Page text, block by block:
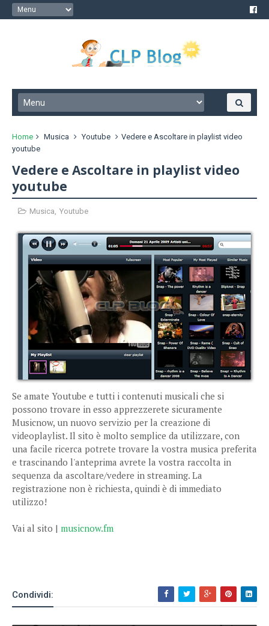
Home Musica Youtube
Vedere e Ascoltare in playlist video
youtube
Vedere e Ascoltare in playlist video
youtube
Musica, Youtube
Se amate Youtube e tutti i contenuti musicali che si
possono trovare in esso apprezzerete sicuramente
Musicnow, un nuovo servizio per la creazione di
videoplaylist. Il sito è molto semplice da utilizzare, con
una facile ricerca potrete trovare la vostra musica preferita
e trascinando l'anteprima avrete la vostra raccolta in
sequenza da ascoltare/vedere in streaming. La
registrazione non è richiesta, quindi è di immediato
utilizzo!
Vai al sito | musicnow.fm
Condividi: